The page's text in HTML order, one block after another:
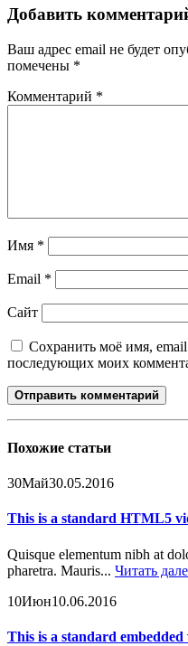
Добавить
Ваш адрес email не будет
помечены *
Комментарий *
Имя *
Email *
Сайт
Сохранить моё имя, email
последующих моих
Похожие статьи
30Май30.05.2016
This is a standard HTML5
Quisque elementum nibh at
pharetra. Mauris... Читать
10Июн10.06.2016
This is a standard embedded